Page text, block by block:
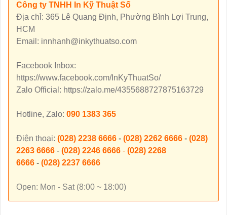
Công ty TNHH In Kỹ Thuật Số
Địa chỉ: 365 Lê Quang Định, Phường Bình Lợi Trung,
HCM
Email: innhanh@inkythuatso.com
Facebook Inbox:
https://www.facebook.com/InKyThuatSo/
Zalo Official: https://zalo.me/4355688727875163729
Hotline, Zalo: 090 1383 365
Điện thoại: (028) 2238 6666 - (028) 2262 6666 - (028)
2263 6666 - (028) 2246 6666 - (028) 2268
6666 - (028) 2237 6666
Open: Mon - Sat (8:00 ~ 18:00)